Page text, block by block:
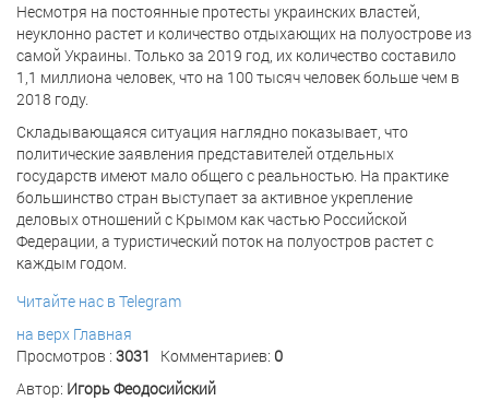
Несмотря на постоянные протесты украинских властей,
неуклонно растет и количество отдыхающих на полуострове из
самой Украины. Только за 2019 год, их количество составило
1,1 миллиона человек, что на 100 тысяч человек больше чем в
2018 году.
Складывающаяся ситуация наглядно показывает, что
политические заявления представителей отдельных
государств имеют мало общего с реальностью. На практике
большинство стран выступает за активное укрепление
деловых отношений с Крымом как частью Российской
Федерации, а туристический поток на полуостров растет с
каждым годом.
Читайте нас в Telegram
на верх Главная
Просмотров : 3031 Комментариев: 0
Автор: Игорь Феодосийский